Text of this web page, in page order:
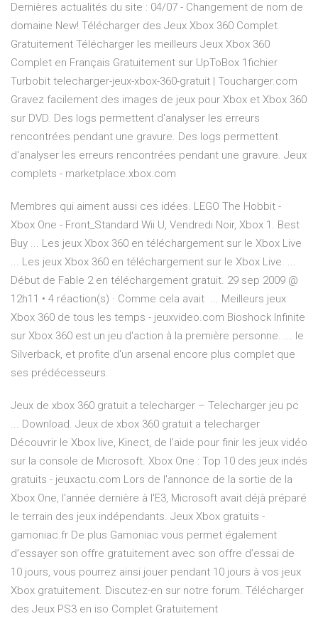
Dernières actualités du site : 04/07 - Changement de nom de
domaine New! Télécharger des Jeux Xbox 360 Complet
Gratuitement Télécharger les meilleurs Jeux Xbox 360
Complet en Français Gratuitement sur UpToBox 1fichier
Turbobit telecharger-jeux-xbox-360-gratuit | Toucharger.com
Gravez facilement des images de jeux pour Xbox et Xbox 360
sur DVD. Des logs permettent d'analyser les erreurs
rencontrées pendant une gravure. Des logs permettent
d'analyser les erreurs rencontrées pendant une gravure. Jeux
complets - marketplace.xbox.com
Membres qui aiment aussi ces idées. LEGO The Hobbit -
Xbox One - Front_Standard Wii U, Vendredi Noir, Xbox 1. Best
Buy ... Les jeux Xbox 360 en téléchargement sur le Xbox Live
... Les jeux Xbox 360 en téléchargement sur le Xbox Live. ...
Début de Fable 2 en téléchargement gratuit. 29 sep 2009 @
12h11 • 4 réaction(s) · Comme cela avait ... Meilleurs jeux
Xbox 360 de tous les temps - jeuxvideo.com Bioshock Infinite
sur Xbox 360 est un jeu d'action à la première personne. ... le
Silverback, et profite d'un arsenal encore plus complet que
ses prédécesseurs.
Jeux de xbox 360 gratuit a telecharger – Telecharger jeu pc
... Download. Jeux de xbox 360 gratuit a telecharger
Découvrir le Xbox live, Kinect, de l’aide pour finir les jeux vidéo
sur la console de Microsoft. Xbox One : Top 10 des jeux indés
gratuits - jeuxactu.com Lors de l'annonce de la sortie de la
Xbox One, l'année dernière à l'E3, Microsoft avait déjà préparé
le terrain des jeux indépendants. Jeux Xbox gratuits -
gamoniac.fr De plus Gamoniac vous permet également
d’essayer son offre gratuitement avec son offre d’essai de
10 jours, vous pourrez ainsi jouer pendant 10 jours à vos jeux
Xbox gratuitement. Discutez-en sur notre forum. Télécharger
des Jeux PS3 en iso Complet Gratuitement